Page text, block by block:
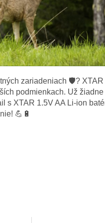
zariadeniach 🛡️? XTAR
podmienkach. Už
s XTAR 1.5V AA Li-ion
💪🔋